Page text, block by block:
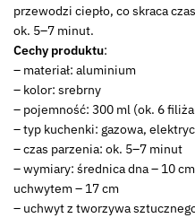
przewodzi ciepło, co skraca
ok. 5–7 minut.
Cechy produktu:
– materiał: aluminium
– kolor: srebrny
– pojemność: 300 ml (ok. 6
– typ kuchenki: gazowa,
– czas parzenia: ok. 5–7 minut
– wymiary: średnica dna – 10
uchwytem – 17 cm
– uchwyt z tworzywa